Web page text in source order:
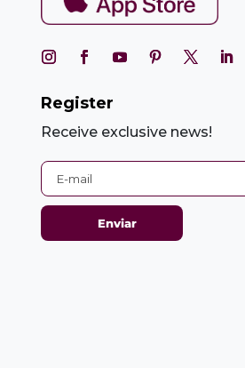
Register
Receive exclusive news!